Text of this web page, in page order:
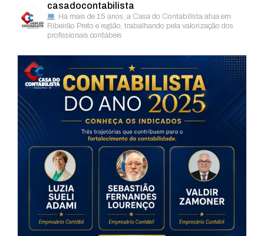
casadocontabilista
Há mais de 15 anos, a Casa do Contabilista atua em
Ribeirão Preto e região, trabalhando pela valorização dos
profissionais contábeis